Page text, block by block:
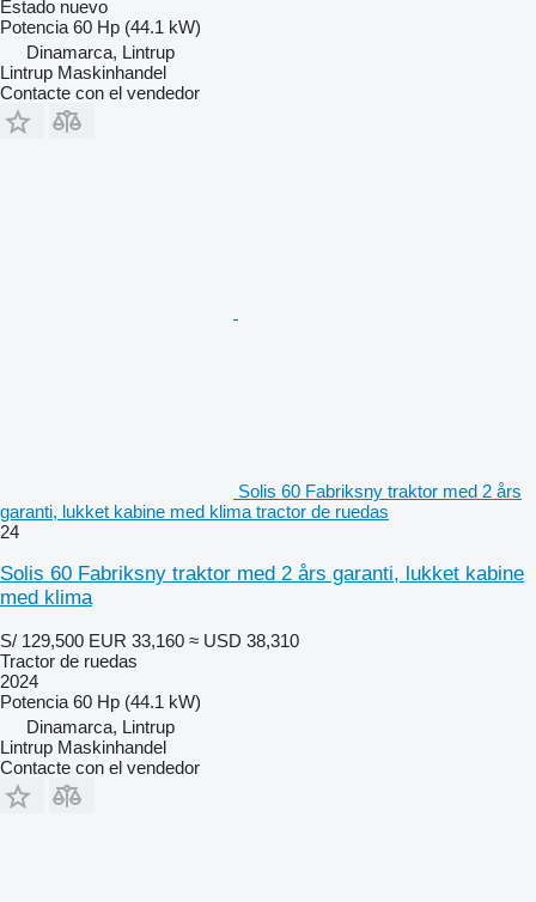
Estado nuevo
Potencia 60 Hp (44.1 kW)
Dinamarca, Lintrup
Lintrup Maskinhandel
Contacte con el vendedor
Solis 60 Fabriksny traktor med 2 års
garanti, lukket kabine med klima tractor de ruedas
24
Solis 60 Fabriksny traktor med 2 års garanti, lukket kabine
med klima
S/ 129,500 EUR 33,160 ≈ USD 38,310
Tractor de ruedas
2024
Potencia 60 Hp (44.1 kW)
Dinamarca, Lintrup
Lintrup Maskinhandel
Contacte con el vendedor